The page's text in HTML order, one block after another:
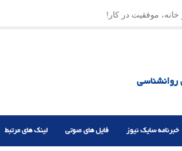
موفقیت در کار!
روانشناسی
خبرنامه سایک نیوز فایل های صوتی لینک های مرتبط